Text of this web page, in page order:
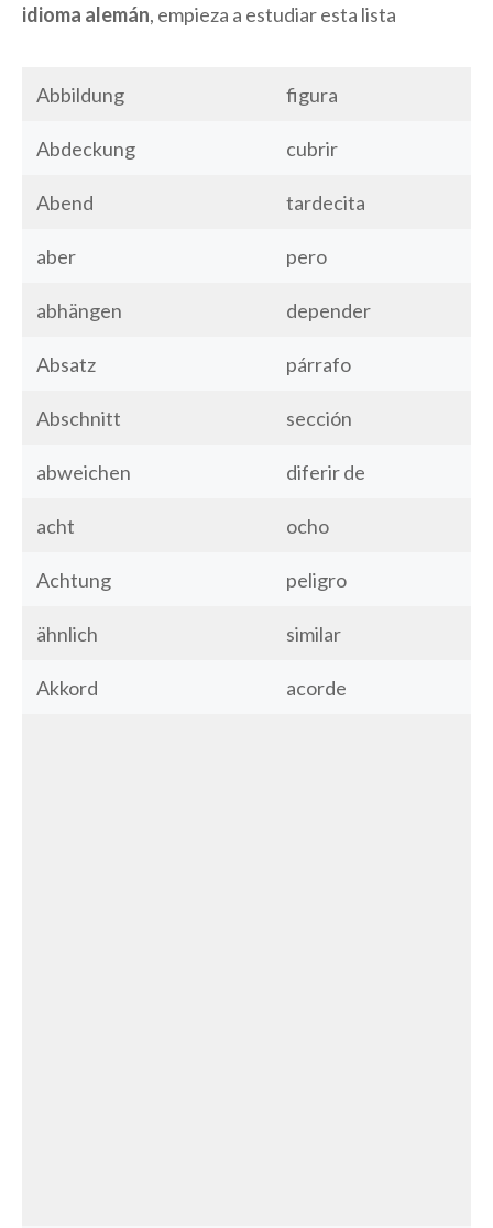
idioma alemán, empieza a estudiar esta lista
Abbildung figura
Abdeckung cubrir
Abend tardecita
aber pero
abhängen depender
Absatz párrafo
Abschnitt sección
abweichen diferir de
acht ocho
Achtung peligro
ähnlich similar
Akkord acorde